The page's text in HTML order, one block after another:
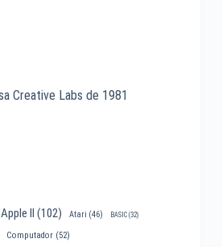
Creative Labs de 1981
Apple II (102) Atari (46) BASIC(32)
Computador(52)